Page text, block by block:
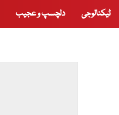
ٹیکنالوجی دلچسپ و عجیب